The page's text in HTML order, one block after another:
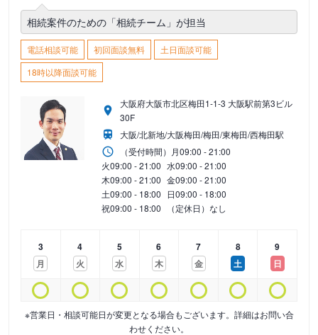
相続案件のための「相続チーム」が担当
電話相談可能 初回面談無料
土日面談可能
18時以降面談可能
大阪府大阪市北区梅田1-1-3 大阪駅前第3ビル
30F
大阪/北新地/大阪梅田/梅田/東梅田/西梅田駅
（受付時間） 月09:00 - 21:00
火09:00 - 21:00 水09:00 - 21:00
木09:00 - 21:00 金09:00 - 21:00
土09:00 - 18:00 日09:00 - 18:00
祝09:00 - 18:00 （定休日）なし
3
月
4
火
5
水
6
木
7
金
8
土
9
日
※営業日・相談可能日が変更となる場合もございます。詳細はお問い合
わせください。